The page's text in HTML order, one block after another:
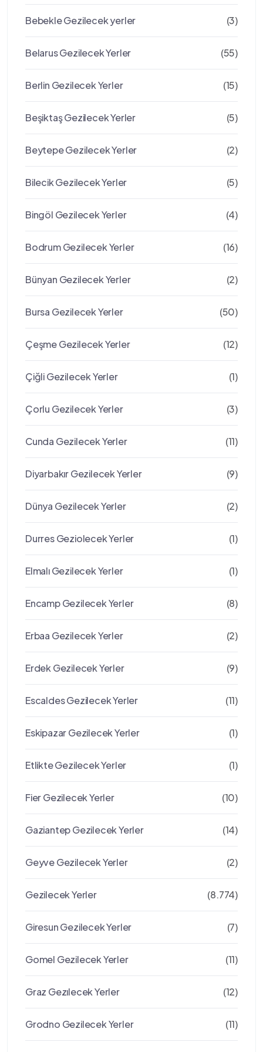
Bebekle Gezilecek yerler (3)
Belarus Gezilecek Yerler (55)
Berlin Gezilecek Yerler (15)
Beşiktaş Gezilecek Yerler (5)
Beytepe Gezilecek Yerler (2)
Bilecik Gezilecek Yerler (5)
Bingöl Gezilecek Yerler (4)
Bodrum Gezilecek Yerler (16)
Bünyan Gezilecek Yerler (2)
Bursa Gezilecek Yerler (50)
Çeşme Gezilecek Yerler (12)
Çiğli Gezilecek Yerler (1)
Çorlu Gezilecek Yerler (3)
Cunda Gezilecek Yerler (11)
Diyarbakır Gezilecek Yerler (9)
Dünya Gezilecek Yerler (2)
Durres Geziolecek Yerler (1)
Elmalı Gezilecek Yerler (1)
Encamp Gezilecek Yerler (8)
Erbaa Gezilecek Yerler (2)
Erdek Gezilecek Yerler (9)
Escaldes Gezilecek Yerler (11)
Eskipazar Gezilecek Yerler (1)
Etlikte Gezilecek Yerler (1)
Fier Gezilecek Yerler (10)
Gaziantep Gezilecek Yerler (14)
Geyve Gezilecek Yerler (2)
Gezilecek Yerler (8.774)
Giresun Gezilecek Yerler (7)
Gomel Gezilecek Yerler (11)
Graz Gezılecek Yerler (12)
Grodno Gezilecek Yerler (11)